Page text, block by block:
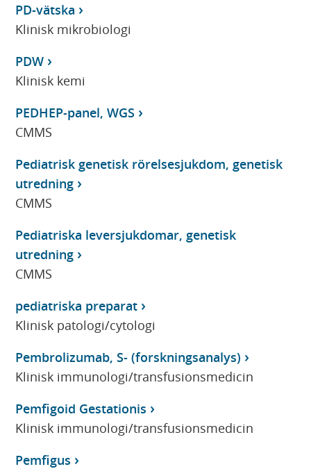
PD-vätska
Klinisk mikrobiologi
PDW
Klinisk kemi
PEDHEP-panel, WGS
CMMS
Pediatrisk genetisk rörelsesjukdom, genetisk
utredning
CMMS
Pediatriska leversjukdomar, genetisk
utredning
CMMS
pediatriska preparat
Klinisk patologi/cytologi
Pembrolizumab, S- (forskningsanalys)
Klinisk immunologi/transfusionsmedicin
Pemfigoid Gestationis
Klinisk immunologi/transfusionsmedicin
Pemfigus